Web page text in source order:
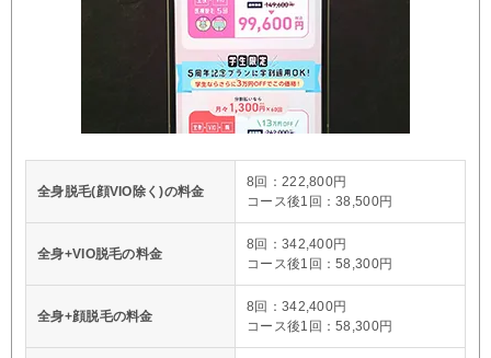
全身脱毛(顔VIO除く)の料金
8回：222,800円
コース後1回：38,500円
全身+VIO脱毛の料金
8回：342,400円
コース後1回：58,300円
全身+顔脱毛の料金
8回：342,400円
コース後1回：58,300円